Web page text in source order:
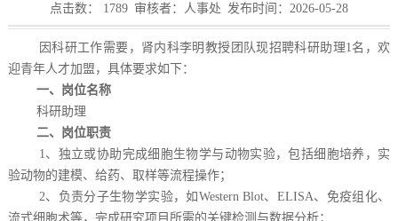
点击数： 1789 审核者：人事处 发布时间：2026-05-28
因科研工作需要，肾内科李明教授团队现招聘科研助理1名，欢
迎青年人才加盟，具体要求如下：
一、岗位名称
科研助理
二、岗位职责
1、独立或协助完成细胞生物学与动物实验，包括细胞培养，实
验动物的建模、给药、取样等流程操作；
2、负责分子生物学实验，如Western Blot、ELISA、免疫组化、
流式细胞术等，完成研究项目所需的关键检测与数据分析；